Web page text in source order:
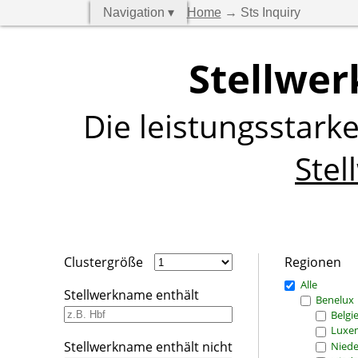
Navigation ▾ Home→ Sts Inquiry
Die
Clustergröße
Stellwerkname enthält
Stellwerkname enthält nicht
Regionen
Alle
Benelux